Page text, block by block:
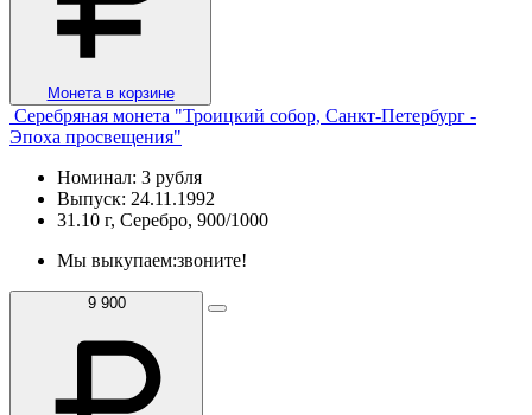
Монета в корзине
Серебряная монета "Троицкий собор, Санкт-Петербург -
Эпоха просвещения"
Номинал: 3 рубля
Выпуск: 24.11.1992
31.10 г, Серебро, 900/1000
Мы выкупаем:звоните!
9 900